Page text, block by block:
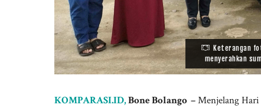
Keterangan
menyerahkan
KOMPARASI.ID,Bone Bolango –Menjelang